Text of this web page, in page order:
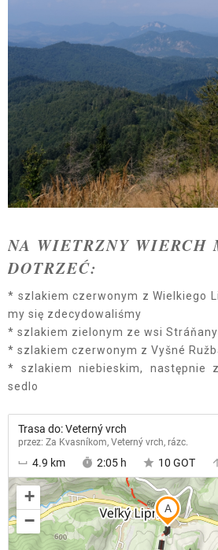
NA WIETRZNY WIERCH
DOTRZEĆ:
* szlakiem czerwonym z Wielkiego
my się zdecydowaliśmy
* szlakiem zielonym ze wsi Stráňany
* szlakiem czerwonym z Vyšné
* szlakiem niebieskim, następnie
sedlo